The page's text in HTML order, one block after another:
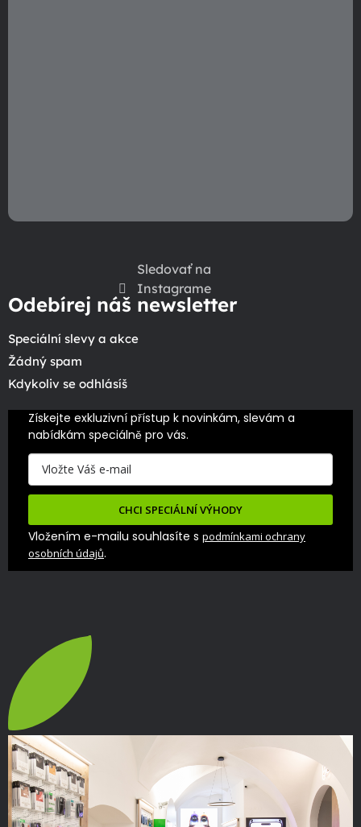
Sledovať na
Instagrame
Odebírej náš newsletter
Speciální slevy a akce
Žádný spam
Kdykoliv se odhlásíš
Získejte exkluzivní přístup k novinkám, slevám a
nabídkám speciálně pro vás.
CHCI SPECIÁLNÍ VÝHODY
Vložením e-mailu souhlasíte s podmínkami ochrany
osobních údajů.